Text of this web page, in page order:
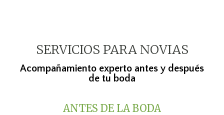
SERVICIOS PARA NOVIAS
Acompañamiento experto antes y después
de tu boda
ANTES DE LA BODA